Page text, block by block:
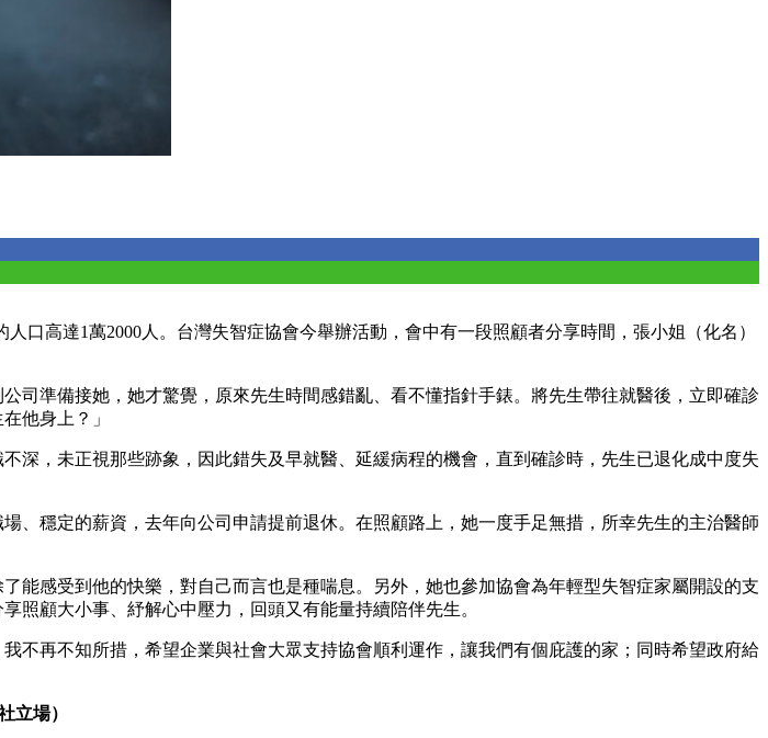
口高達1萬2000人。台灣失智症協會今舉辦活動，會中有一段照顧者分享時間，張小姐（化名）
司準備接她，她才驚覺，原來先生時間感錯亂、看不懂指針手錶。將先生帶往就醫後，立即確診
他身上？」
深，未正視那些跡象，因此錯失及早就醫、延緩病程的機會，直到確診時，先生已退化成中度失
、穩定的薪資，去年向公司申請提前退休。在照顧路上，她一度手足無措，所幸先生的主治醫師
能感受到他的快樂，對自己而言也是種喘息。另外，她也參加協會為年輕型失智症家屬開設的支
照顧大小事、紓解心中壓力，回頭又有能量持續陪伴先生。
不再不知所措，希望企業與社會大眾支持協會順利運作，讓我們有個庇護的家；同時希望政府給
立場）